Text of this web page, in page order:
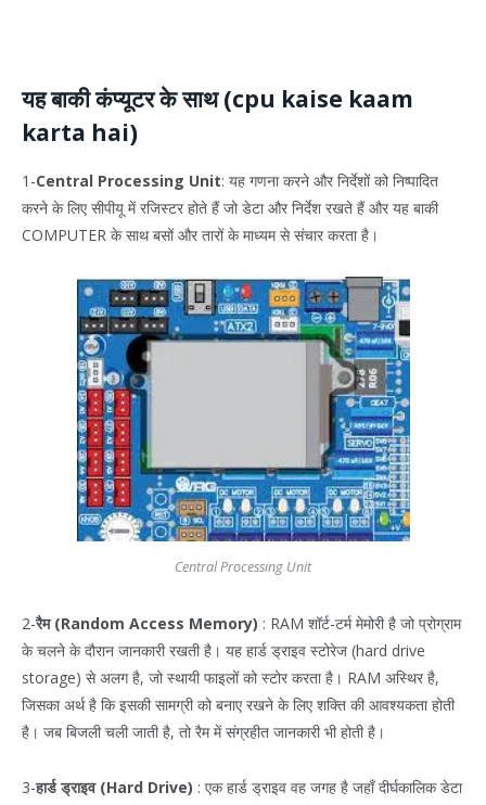
यह बाकी कंप्यूटर के साथ (cpu kaise kaam
karta hai)
1-Central Processing Unit: यह गणना करने और निर्देशों को निष्पादित
करने के लिए सीपीयू में रजिस्टर होते हैं जो डेटा और निर्देश रखते हैं और यह बाकी
COMPUTER के साथ बसों और तारों के माध्यम से संचार करता है।
Central Processing Unit
2-रैम (Random Access Memory) : RAM शॉर्ट-टर्म मेमोरी है जो प्रोग्राम
के चलने के दौरान जानकारी रखती है। यह हार्ड ड्राइव स्टोरेज (hard drive
storage) से अलग है, जो स्थायी फाइलों को स्टोर करता है। RAM अस्थिर है,
जिसका अर्थ है कि इसकी सामग्री को बनाए रखने के लिए शक्ति की आवश्यकता होती
है। जब बिजली चली जाती है, तो रैम में संग्रहीत जानकारी भी होती है।
3-हार्ड ड्राइव (Hard Drive) : एक हार्ड ड्राइव वह जगह है जहाँ दीर्घकालिक डेटा